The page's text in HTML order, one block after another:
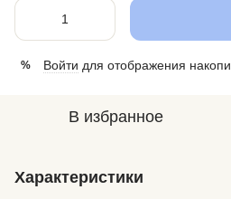
% Войти для отображения
В избранное
Характеристики